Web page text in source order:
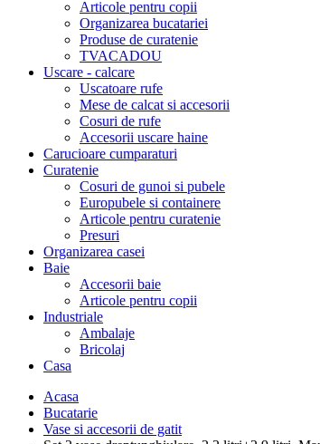
Articole pentru copii
Organizarea bucatariei
Produse de curatenie
TVACADOU
Uscare - calcare
Uscatoare rufe
Mese de calcat si accesorii
Cosuri de rufe
Accesorii uscare haine
Carucioare cumparaturi
Curatenie
Cosuri de gunoi si pubele
Europubele si containere
Articole pentru curatenie
Presuri
Organizarea casei
Baie
Accesorii baie
Articole pentru copii
Industriale
Ambalaje
Bricolaj
Casa
Acasa
Bucatarie
Vase si accesorii de gatit